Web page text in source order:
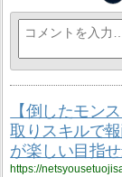
【倒したモン
取りスキルで
が楽しい目指
https://